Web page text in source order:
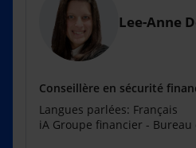
Lee-Anne
Conseillère en sécurité
Langues parlées: Français
iA Groupe financier -